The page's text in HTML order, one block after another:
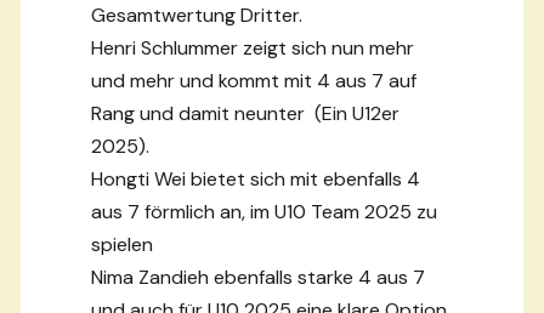
Gesamtwertung Dritter.
Henri Schlummer zeigt sich nun mehr
und mehr und kommt mit 4 aus 7 auf
Rang und damit neunter (Ein U12er
2025).
Hongti Wei bietet sich mit ebenfalls 4
aus 7 förmlich an, im U10 Team 2025 zu
spielen
Nima Zandieh ebenfalls starke 4 aus 7